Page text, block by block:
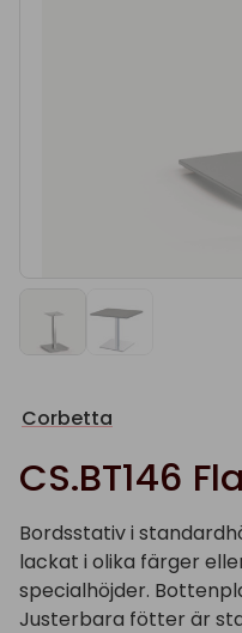
Corbetta
CS.BT146
Bordsstativ i
lackat i olika färger
specialhöjder.
Justerbara fötter är